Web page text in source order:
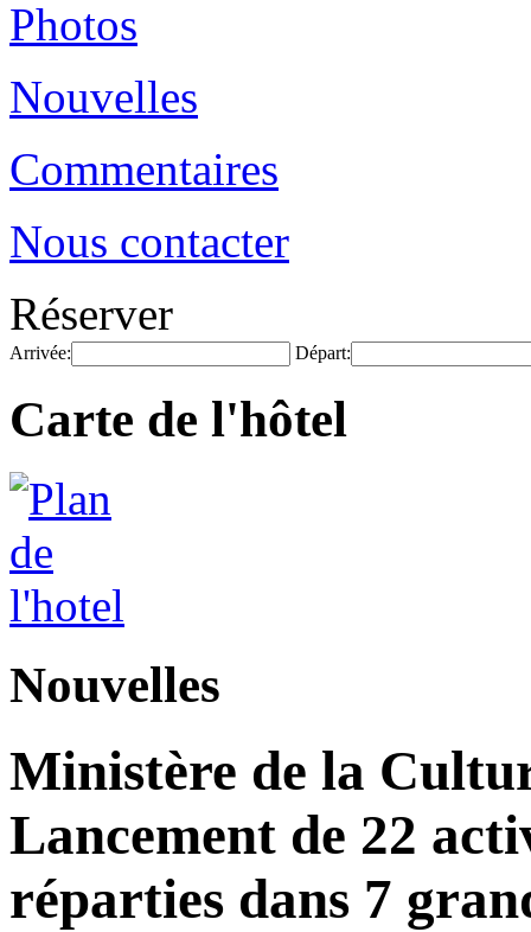
Photos
Nouvelles
Commentaires
Nous contacter
Réserver
Arrivée: Départ:
Carte de l'hôtel
Nouvelles
Ministère de la
Lancement de 22
réparties dans 7